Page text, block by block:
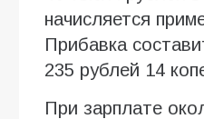
начисляется
Прибавка
235 рублей 14
При зарплате